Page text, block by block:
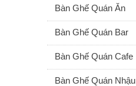
Bàn Ghế Quán Ăn
Bàn Ghế Quán Bar
Bàn Ghế Quán Cafe
Bàn Ghế Quán Nhậu